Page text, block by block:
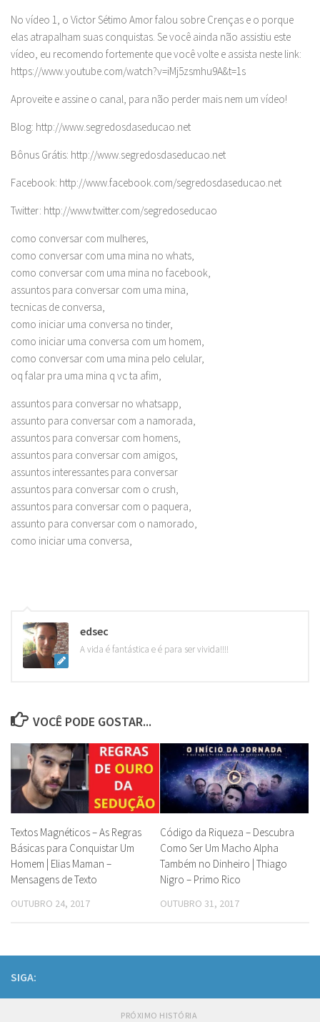
No vídeo 1, o Victor Sétimo Amor falou sobre Crenças e o porque
elas atrapalham suas conquistas. Se você ainda não assistiu este
vídeo, eu recomendo fortemente que você volte e assista neste link:
https://www.youtube.com/watch?v=iMj5zsmhu9A&t=1s
Aproveite e assine o canal, para não perder mais nem um vídeo!
Blog: http://www.segredosdaseducao.net
Bônus Grátis: http://www.segredosdaseducao.net
Facebook: http://www.facebook.com/segredosdaseducao.net
Twitter: http://www.twitter.com/segredoseducao
como conversar com mulheres,
como conversar com uma mina no whats,
como conversar com uma mina no facebook,
assuntos para conversar com uma mina,
tecnicas de conversa,
como iniciar uma conversa no tinder,
como iniciar uma conversa com um homem,
como conversar com uma mina pelo celular,
oq falar pra uma mina q vc ta afim,
assuntos para conversar no whatsapp,
assunto para conversar com a namorada,
assuntos para conversar com homens,
assuntos para conversar com amigos,
assuntos interessantes para conversar
assuntos para conversar com o crush,
assuntos para conversar com o paquera,
assunto para conversar com o namorado,
como iniciar uma conversa,
edsec
A vida é fantástica e é para ser vivida!!!!
VOCÊ PODE GOSTAR...
Textos Magnéticos – As Regras
Básicas para Conquistar Um
Homem | Elias Maman –
Mensagens de Texto
OUTUBRO 24, 2017
Código da Riqueza – Descubra
Como Ser Um Macho Alpha
Também no Dinheiro | Thiago
Nigro – Primo Rico
OUTUBRO 31, 2017
SIGA:
PRÓXIMO HISTÓRIA